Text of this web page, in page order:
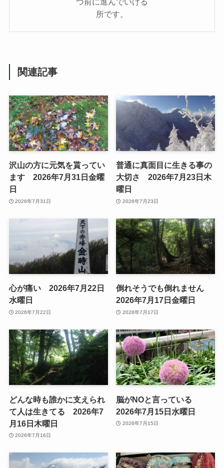
所です。
関連記事
沢山の方に元気を貰ってい
ます 2026年7月31日金曜
日
2026年7月31日
普通に真面目に生きる事の
大切さ 2026年7月23日木
曜日
2026年7月23日
心が痛い 2026年7月22日
水曜日
2026年7月22日
倒れそうでも倒れません
2026年7月17日金曜日
2026年7月17日
どんな時も誰かに支えられ
て人は生きてる 2026年7
月16日木曜日
2026年7月16日
脳がNOと言っている
2026年7月15日水曜日
2026年7月15日